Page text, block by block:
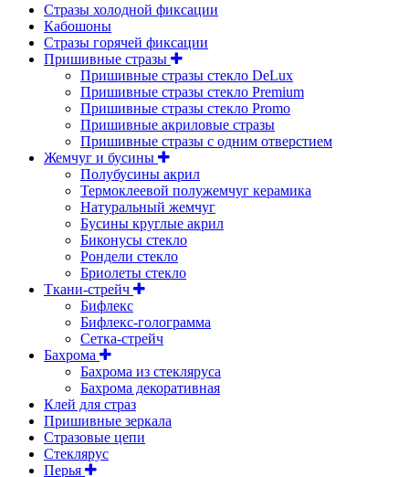
Стразы холодной фиксации
Кабошоны
Стразы горячей фиксации
Пришивные стразы
Пришивные стразы стекло DeLux
Пришивные стразы стекло Premium
Пришивные стразы стекло Promo
Пришивные акриловые стразы
Пришивные стразы с одним отверстием
Жемчуг и бусины
Полубусины акрил
Термоклеевой полужемчуг керамика
Натуральный жемчуг
Бусины круглые акрил
Биконусы стекло
Рондели стекло
Бриолеты стекло
Ткани-стрейч
Бифлекс
Бифлекс-голограмма
Сетка-стрейч
Бахрома
Бахрома из стекляруса
Бахрома декоративная
Клей для страз
Пришивные зеркала
Cтразовые цепи
Стеклярус
Перья